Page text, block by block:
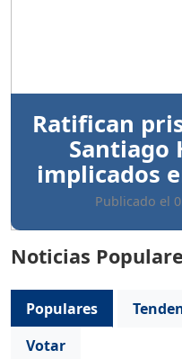
Ratifican
Santiago
implicados
Publicado el
Noticias
Populares
Votar